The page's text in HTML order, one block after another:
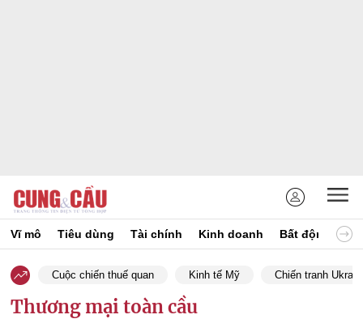
Vĩ mô Tiêu dùng Tài chính Kinh doanh Bất động sản
Cuộc chiến thuế quan Kinh tế Mỹ Chiến tranh
Thương mại toàn cầu